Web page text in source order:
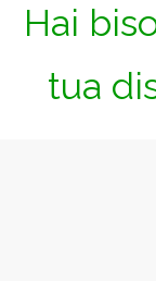
Hai
tua